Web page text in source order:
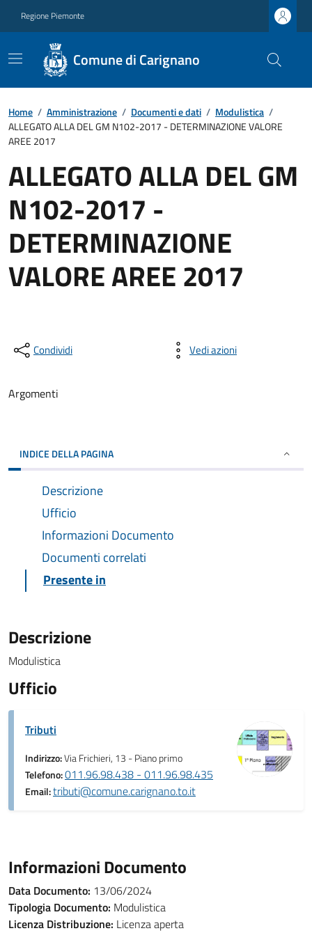
Regione Piemonte
Comune di Carignano
Home / Amministrazione / Documenti e dati / Modulistica /
ALLEGATO ALLA DEL GM N102-2017 - DETERMINAZIONE VALORE
AREE 2017
ALLEGATO ALLA DEL GM
N102-2017 -
DETERMINAZIONE
VALORE AREE 2017
Condividi Vedi azioni
Argomenti
INDICE DELLA PAGINA
Descrizione
Ufficio
Informazioni Documento
Documenti correlati
Presente in
Descrizione
Modulistica
Ufficio
Tributi
Indirizzo:Via Frichieri, 13 - Piano primo
Telefono:011.96.98.438 - 011.96.98.435
Email:tributi@comune.carignano.to.it
Informazioni Documento
Data Documento: 13/06/2024
Tipologia Documento: Modulistica
Licenza Distribuzione: Licenza aperta